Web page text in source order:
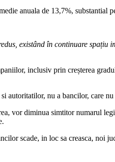
anuala de 13,7%,
existând în continuare spațiu
inclusiv prin creșterea
autoritatilor, nu a bancilor, care
vor diminua simtitor numarul
scade, in loc sa creasca, noi